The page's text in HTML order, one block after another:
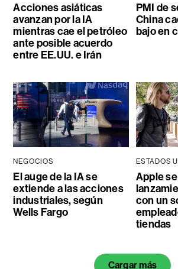
Acciones asiáticas
avanzan por la IA
mientras cae el petróleo
ante posible acuerdo
entre EE.UU. e Irán
PMI de
China
bajo en
NEGOCIOS
El auge de la IA se
extiende a las acciones
industriales, según
Wells Fargo
ESTADOS
Apple
con un
tiendas
Cargar más